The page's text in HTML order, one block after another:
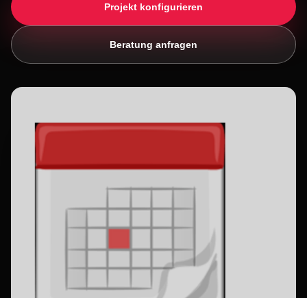
Projekt konfigurieren
Beratung anfragen